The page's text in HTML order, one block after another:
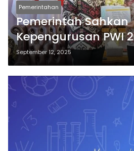
Pemerintahan
Pemerintah Sahkan
Kepengurusan PWI
Dualisme Berakhir
September 12, 2025